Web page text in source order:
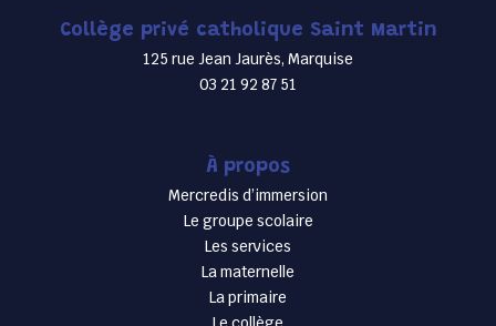
Collège privé catholique Saint Martin
125 rue Jean Jaurès, Marquise
03 21 92 87 51
À propos
Mercredis d’immersion
Le groupe scolaire
Les services
La maternelle
La primaire